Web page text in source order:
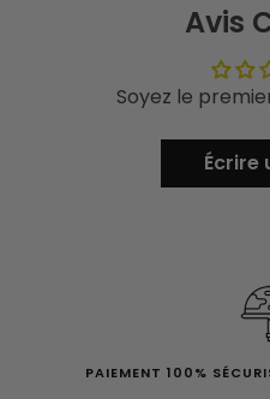
Avis
Soyez le
Écrire
PAIEMENT 100%